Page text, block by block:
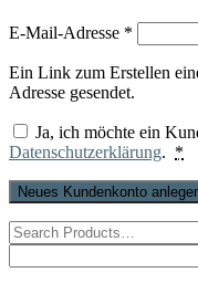
E-Mail-Adresse *
Ein Link zum Erstellen
Adresse gesendet.
Ja, ich möchte ein
Datenschutzerklärung. *
Neues Kundenkonto
Search
for:
for: